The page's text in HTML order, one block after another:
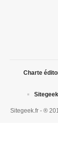
Sitegeek.fr - ®
Charte